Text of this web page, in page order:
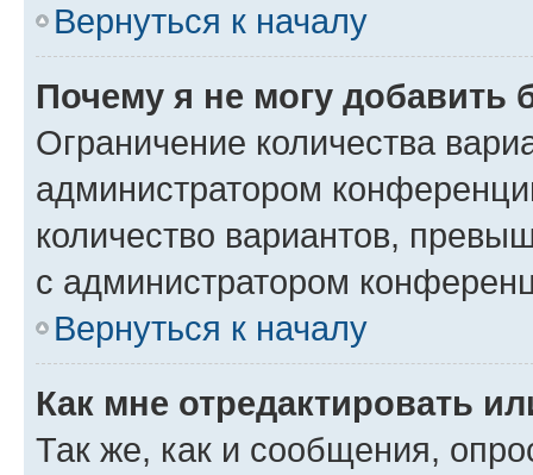
Вернуться к началу
Почему я не могу добавить
Ограничение количества
администратором
количество вариантов,
с администратором
Вернуться к началу
Как мне отредактировать
Так же, как и сообщения,